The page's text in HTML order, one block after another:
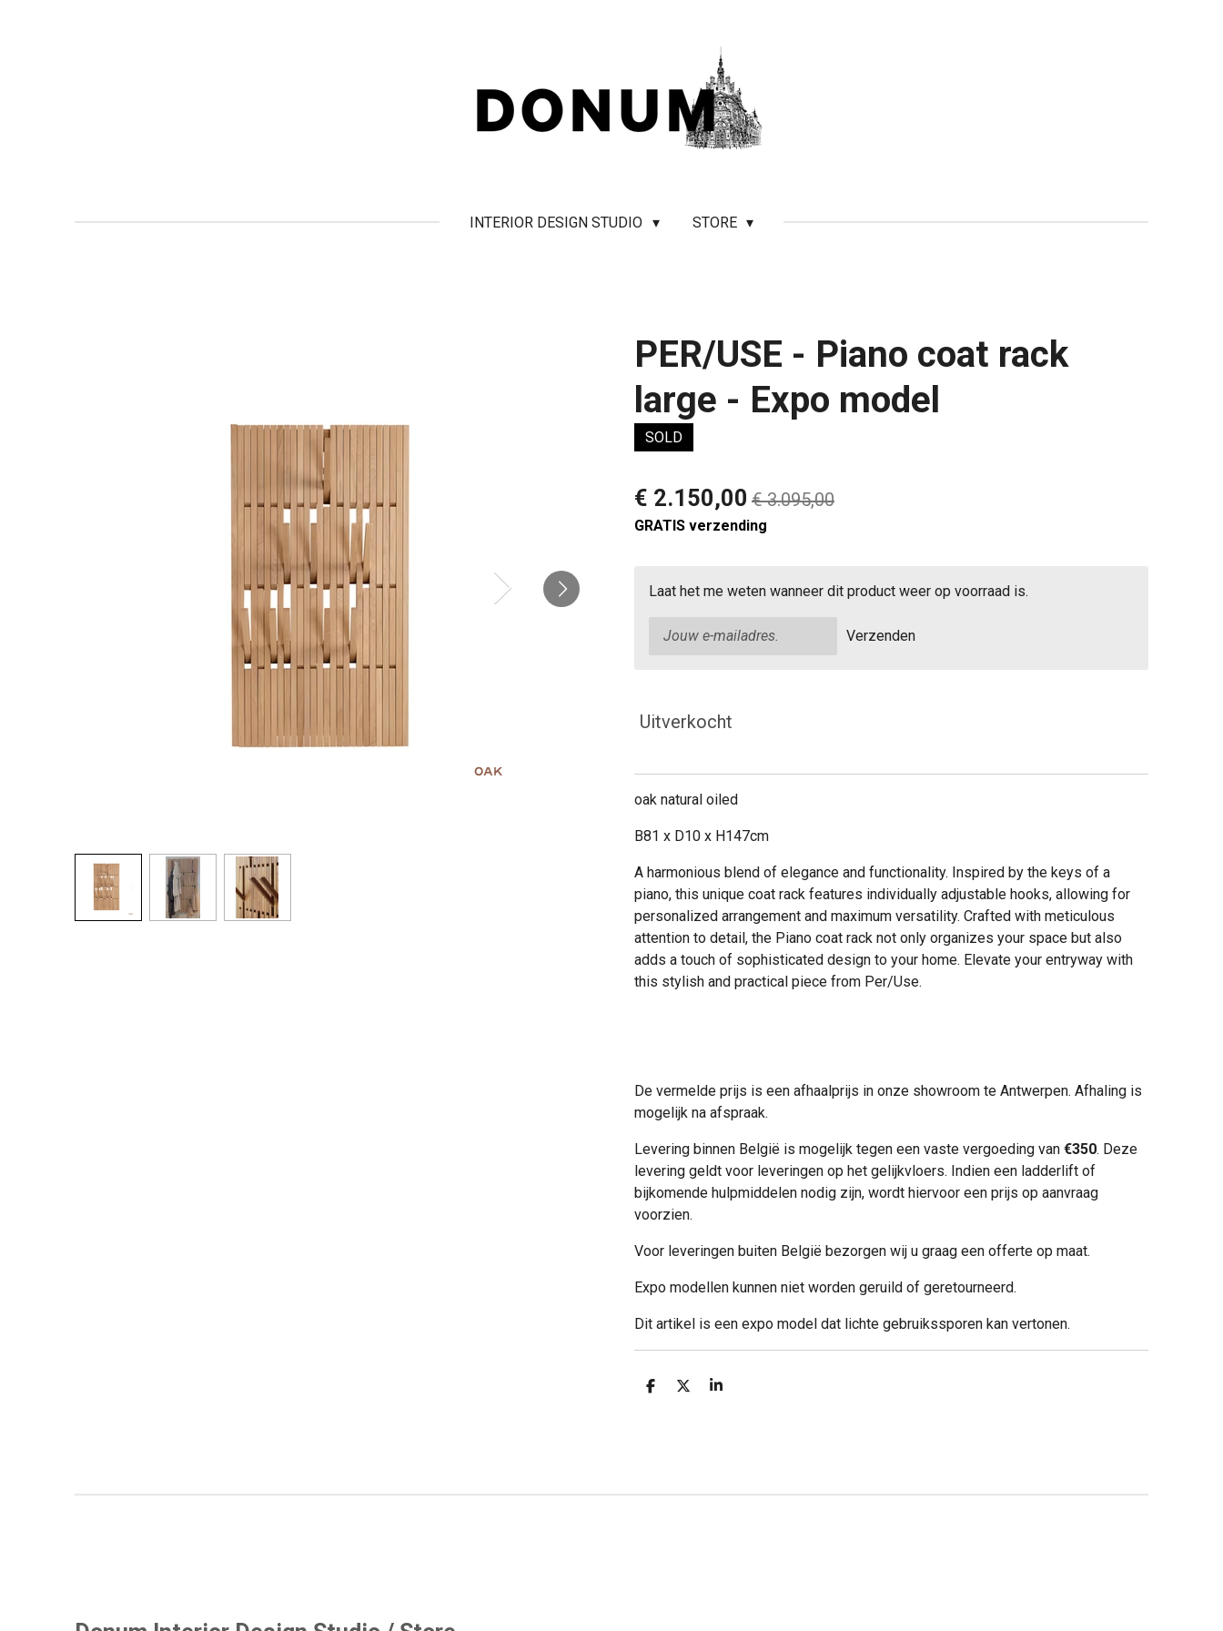
INTERIOR DESIGN STUDIO STORE
PER/USE - Piano coat rack
large - Expo model
SOLD
€ 2.150,00 € 3.095,00
GRATIS verzending
Laat het me weten wanneer dit product weer op voorraad is.
Verzenden
Uitverkocht
oak natural oiled
B81 x D10 x H147cm
A harmonious blend of elegance and functionality. Inspired by the keys of a
piano, this unique coat rack features individually adjustable hooks, allowing for
personalized arrangement and maximum versatility. Crafted with meticulous
attention to detail, the Piano coat rack not only organizes your space but also
adds a touch of sophisticated design to your home. Elevate your entryway with
this stylish and practical piece from Per/Use.
De vermelde prijs is een afhaalprijs in onze showroom te Antwerpen. Afhaling is
mogelijk na afspraak.
Levering binnen België is mogelijk tegen een vaste vergoeding van €350. Deze
levering geldt voor leveringen op het gelijkvloers. Indien een ladderlift of
bijkomende hulpmiddelen nodig zijn, wordt hiervoor een prijs op aanvraag
voorzien.
Voor leveringen buiten België bezorgen wij u graag een offerte op maat.
Expo modellen kunnen niet worden geruild of geretourneerd.
Dit artikel is een expo model dat lichte gebruikssporen kan vertonen.
D
D
S